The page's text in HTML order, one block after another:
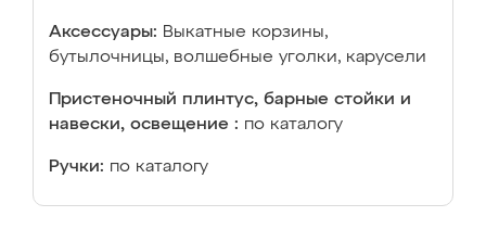
Аксессуары: Выкатные корзины,
бутылочницы, волшебные уголки, карусели
Пристеночный плинтус, барные стойки и
навески, освещение : по каталогу
Ручки: по каталогу